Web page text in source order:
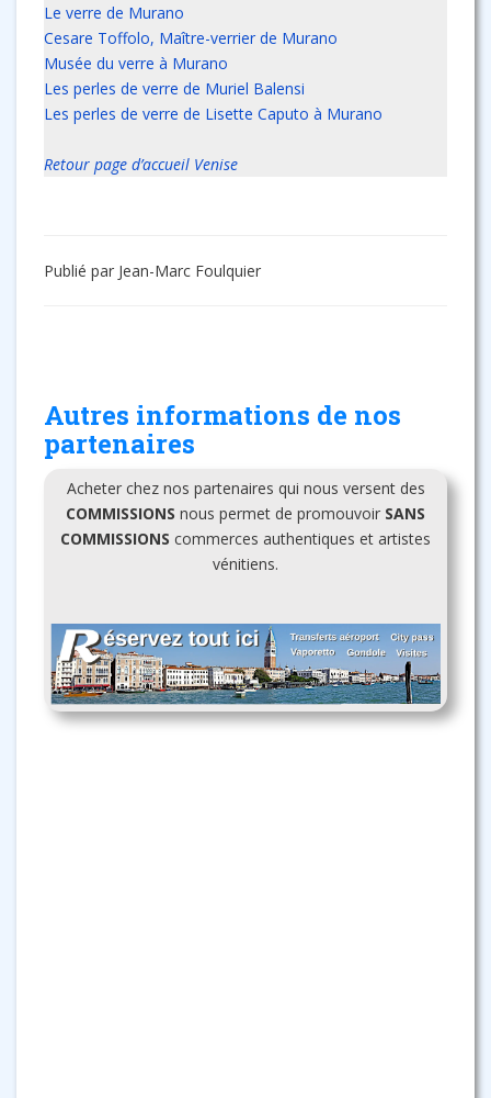
Le verre de Murano
Cesare Toffolo, Maître-verrier de Murano
Musée du verre à Murano
Les perles de verre de Muriel Balensi
Les perles de verre de Lisette Caputo à Murano
Retour page d’accueil Venise
Publié par Jean-Marc Foulquier
Autres informations de nos
partenaires
Acheter chez nos partenaires qui nous versent des
COMMISSIONS nous permet de promouvoir SANS
COMMISSIONS commerces authentiques et artistes
vénitiens.